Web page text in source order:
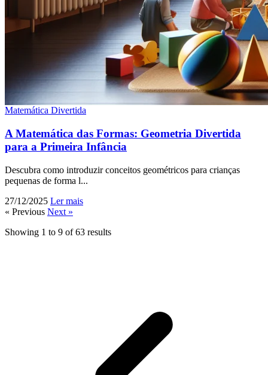
Matemática Divertida
A Matemática das Formas: Geometria Divertida
para a Primeira Infância
Descubra como introduzir conceitos geométricos para crianças
pequenas de forma l...
27/12/2025 Ler mais
« Previous Next »
Showing 1 to 9 of63 results